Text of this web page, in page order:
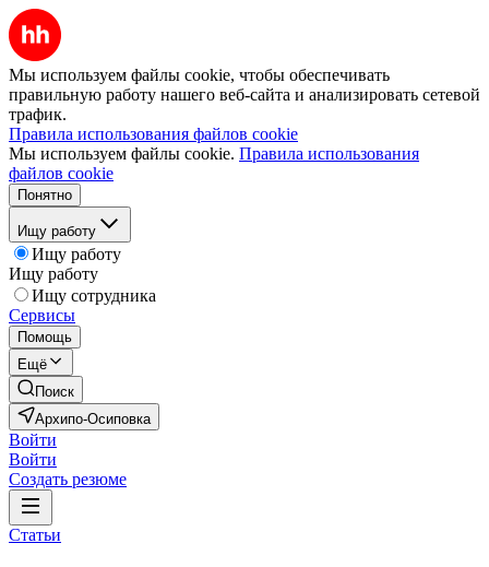
Мы используем файлы cookie, чтобы обеспечивать
правильную работу нашего веб-сайта и анализировать сетевой
трафик.
Правила использования файлов cookie
Мы используем файлы cookie. Правила использования
файлов cookie
Понятно
Ищу работу
Ищу работу
Ищу работу
Ищу сотрудника
Сервисы
Помощь
Ещё
Поиск
Архипо-Осиповка
Войти
Войти
Создать резюме
Статьи